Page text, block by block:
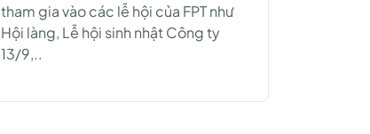
tham gia vào các lễ hội của FPT như
Hội làng, Lễ hội sinh nhật Công ty
13/9,..